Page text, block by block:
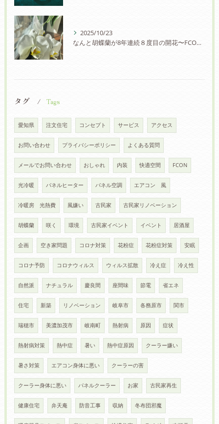
2025/10/23
なんと胡蝶蘭が8年連続８度目の開花〜FCON住宅の快適さに驚愕の声！
タグ Tags
愛知県 注文住宅 コンセプト サービス アクセス
お問い合わせ プライバシーポリシー よくある質問
メールでお問い合わせ おしゃれ 内装 快適空間 FCON
光冷暖 パネルヒーター パネル空調 エアコン 風
冷暖房 光熱費 風嫌い 古民家 古民家リノベーション
胡蝶蘭 咲く 環境 古民家イベント イベント 居酒屋
企画 空き家問題 コロナ対策 花粉症 花粉症対策 安眠
コロナ予防 コロナウィルス ウィルス拡散 冷え症 冷え性
自然派 ナチュラル 慶良間 座間味 節電 省エネ
住宅 新築 リノベーション 岐阜市 各務原市 関市
瑞穂市 美濃加茂市 岐南町 熱射病 原因 症状
熱射病対策 熱中症 暑い 熱中症原因 クーラー嫌い
暑さ対策 エアコン身体に悪い クーラーの害
クーラー身体に悪い パネルクーラー お家 古民家再生
健康住宅 弁天庵 防音工事 収納 冬布団邪魔